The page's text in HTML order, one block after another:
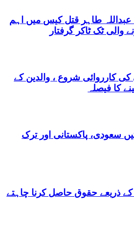
طاہر قتل کیس میں اہم
ٹک ٹاکر گرفتار
کارروائی شروع ، والدین کے
کا فیصلہ
سعودی، پاکستانی اور ترک
ذریعے حقوق حاصل کرنا چاہتے